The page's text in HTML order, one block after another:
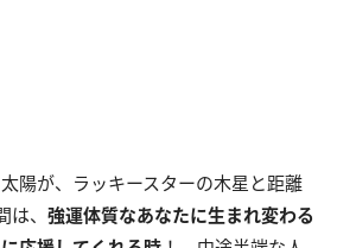
陽が、ラッキースターの木星と距離
は、 強運体質なあなたに生まれ変わる